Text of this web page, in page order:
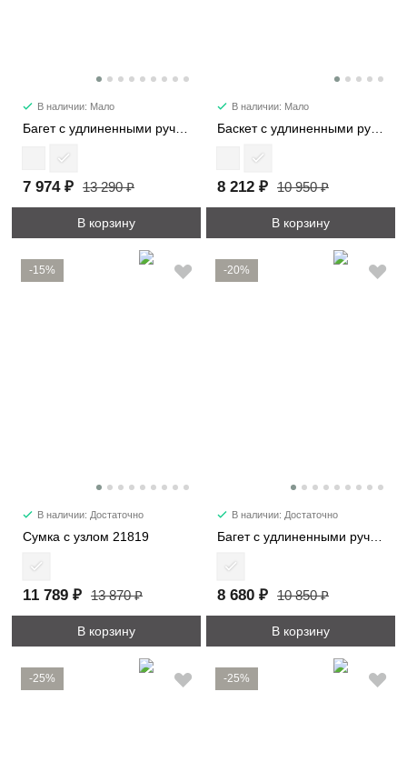
В наличии: Мало
Багет с удлиненными ручками 29724
7 974 ₽ 13 290 ₽
В корзину
В наличии: Мало
Баскет с удлиненными ручками 30052
8 212 ₽ 10 950 ₽
В корзину
-15%
В наличии: Достаточно
Сумка с узлом 21819
11 789 ₽ 13 870 ₽
В корзину
-20%
В наличии: Достаточно
8 680 ₽ 10 850 ₽
В корзину
-25% -25%